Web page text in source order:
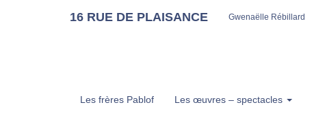
16 RUE DE PLAISANCE Gwenaëlle Rébillard
Les frères Pablof Les œuvres – spectacles